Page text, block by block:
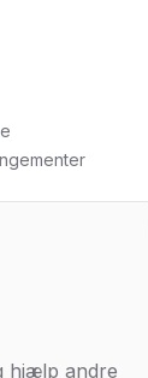
hjælp andre